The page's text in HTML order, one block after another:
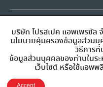
บริษัท โปรสเปค แอพเพรซัล
นโยบายคุ้มครองข้อมูลส่วน
วิธีการ
ข้อมูลส่วนบุคคลของท่านในร
เว็บไซต์ หรือใช้แอพ